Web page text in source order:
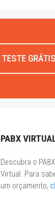
TESTE GRÁTIS
PABX
Descubra o
Virtual. Para
um orçamento,